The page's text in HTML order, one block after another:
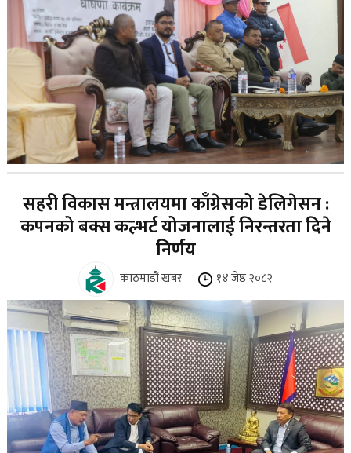
सहरी विकास मन्त्रालयमा काँग्रेसको डेलिगेसन :
कपनको बक्स कल्भर्ट योजनालाई निरन्तरता दिने
निर्णय
काठमाडौं खबर १४ जेष्ठ २०८२